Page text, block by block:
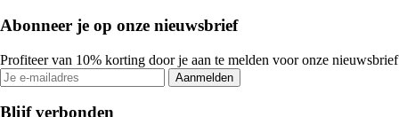
Abonneer je op onze nieuwsbrief
Profiteer van 10% korting door je aan te melden voor onze nieuwsbrief
Aanmelden
Blijf verbonden